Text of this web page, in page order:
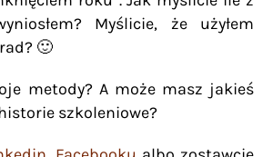
Myślicie, że użyłem
🙂
metody? A może masz jakieś
szkoleniowe?